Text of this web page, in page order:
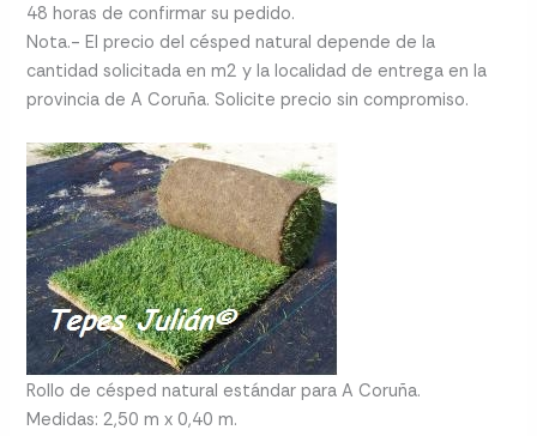
48 horas de confirmar su pedido.
Nota.- El precio del césped natural depende de la
cantidad solicitada en m2 y la localidad de entrega en la
provincia de A Coruña. Solicite precio sin compromiso.
Rollo de césped natural estándar para A Coruña.
Medidas: 2,50 m x 0,40 m.